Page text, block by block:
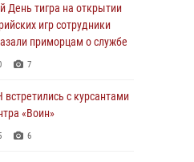
дворе жилого дома
охраны
растения
в Князь-
– Главном храме
тигра на открытии
игр сотрудники
приморцам о службе
7
с курсантами
«Воин»
6